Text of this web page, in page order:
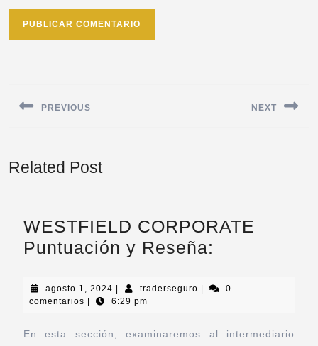
PREVIOUS NEXT
Related Post
WESTFIELD CORPORATE
Puntuación y Reseña:
agosto 1, 2024 traderseguro
0
comentarios
6:29 pm
En esta sección, examinaremos al intermediario